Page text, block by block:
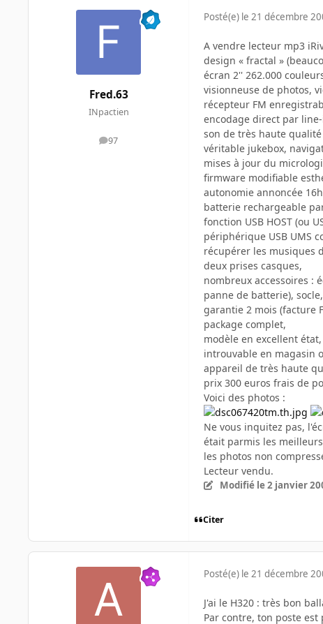
Fred.63
INpactien
97
messages
Posté(e) le 21 décembre
A vendre lecteur mp3
design « fractal »
écran 2'' 262.000
visionneuse de photos,
récepteur FM
encodage direct par
son de très haute
véritable jukebox,
mises à jour du
firmware modifiable
autonomie annoncée
batterie rechargeable
fonction USB HOST (ou
périphérique USB UMS
récupérer les musiques
deux prises casques,
nombreux accessoires :
panne de batterie),
garantie 2 mois (facture
package complet,
modèle en excellent
introuvable en magasin
appareil de très haute
prix 300 euros frais de
Voici des photos :
Ne vous inquitez pas,
était parmis les
les photos non
Lecteur vendu.
Modifié le 2 janvier
Citer
Posté(e) le 21 décembre
J'ai le H320 : très bon
Par contre, ton poste